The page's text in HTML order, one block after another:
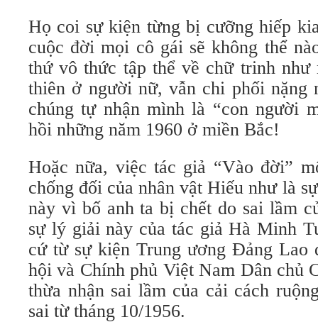
Họ coi sự kiện từng bị cưỡng hiếp
cuộc đời mọi cô gái sẽ không thể
thứ vô thức tập thể về chữ trinh như
thiên ở người nữ, vẫn chi phối nặng
chúng tự nhận mình là “con người
hồi những năm 1960 ở miền Bắc!
Hoặc nữa, việc tác giả “Vào đời”
chống đối của nhân vật Hiếu như là
này vì bố anh ta bị chết do sai lầm
sự lý giải này của tác giả Hà Minh
cứ từ sự kiện Trung ương Đảng Lao
hội và Chính phủ Việt Nam Dân chủ
thừa nhận sai lầm của cải cách
sai từ tháng 10/1956.